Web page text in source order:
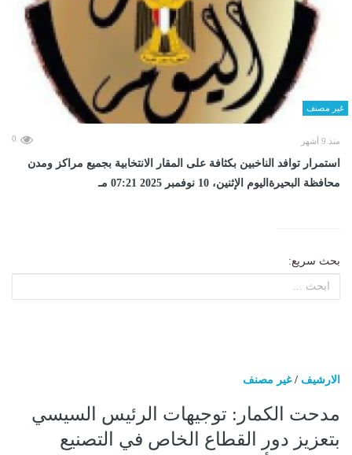
غير مصنف
منذ 9 أشهر 0
استمرار توافد الناخبين بكثافة على المقار الانتخابية بجميع مراكز ومدن
محافظة البحيرةاليوم الإثنين، 10 نوفمبر 2025 07:21 مـ
بحث سريع:
الارشيف /غير مصنف
مدحت الكمار: توجيهات الرئيس السيسي
بتعزيز دور القطاع الخاص في التصنيع